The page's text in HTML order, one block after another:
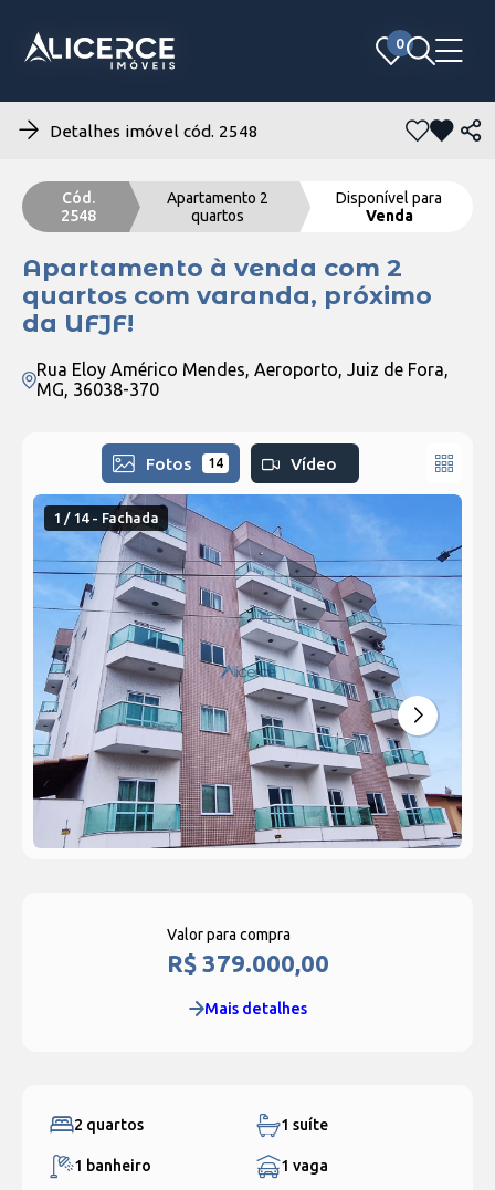
0
0
Detalhes imóvel cód. 2548
Cód.
2548
Apartamento 2
quartos
Disponível para
Venda
Apartamento à venda com 2
quartos com varanda, próximo
da UFJF!
Rua Eloy Américo Mendes, Aeroporto, Juiz de Fora,
MG, 36038-370
Fotos 14 Vídeo
1 / 14 - Fachada
Valor para compra
R$ 379.000,00
Mais detalhes
2 quartos 1 suíte
1 banheiro 1 vaga